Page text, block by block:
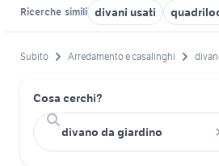
Ricerche simili divani usati
Subito Arredamento e casalinghi
Cosa cerchi?